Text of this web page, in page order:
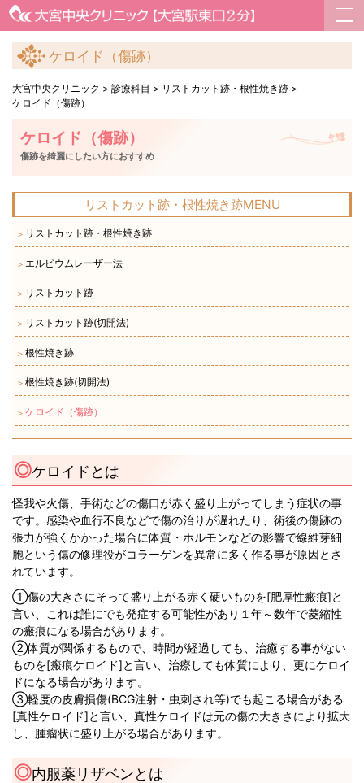
ケロイド（傷跡）
大宮中央クリニック > 診療科目 > リストカット跡・根性焼き跡 >
ケロイド（傷跡）
ケロイド（傷跡）
傷跡を綺麗にしたい方におすすめ
リストカット跡・根性焼き跡MENU
＞ リストカット跡・根性焼き跡
＞エルビウムレーザー法
＞ リストカット跡
＞ リストカット跡(切開法)
＞根性焼き跡
＞根性焼き跡(切開法)
＞ケロイド（傷跡）
ケロイドとは
怪我や火傷、手術などの傷口が赤く盛り上がってしまう症状の事
です。感染や血行不良などで傷の治りが遅れたり、術後の傷跡の
張力が強くかかった場合に体質・ホルモンなどの影響で線維芽細
胞という傷の修理役がコラーゲンを異常に多く作る事が原因とさ
れています。
①傷の大きさにそって盛り上がる赤く硬いものを[肥厚性瘢痕]と
言い、これは誰にでも発症する可能性があり１年～数年で菱縮性
の瘢痕になる場合があります。
②体質が関係するもので、時間が経過しても、治癒する事がない
ものを[瘢痕ケロイド]と言い、治療しても体質により、更にケロイ
ドになる場合があります。
③軽度の皮膚損傷(BCG注射・虫刺され等)でも起こる場合がある
[真性ケロイド]と言い、真性ケロイドは元の傷の大きさにより拡大
し、腫瘤状に盛り上がる場合があります。
内服薬リザベンとは